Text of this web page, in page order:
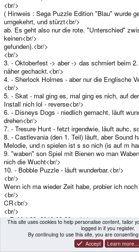
<br/>
( Hinweis : Sega Puzzle Edition "Blau" wurde
umgekehrt, und stürzt<br/>
ab. Es geht also nur die rote. "Unterschied"
keinen<br/>
gefunden).<br/>
<br/>
3. - Oktoberfest -> aber -> das schmiert beim
näher gechackt.<br/>
4. - Sherlock Holmes - aber nur die Englische
<br/>
5. - Skat - mal ging es, mal ging es nich, auf
Install nich lol - reverse<br/>
6. - Disneys Dogs - niedlich gemacht, läuft
drehen<br/>
7. - Tresure Hunt - fetzt irgendwie, läuft auhc,
8. - Castlevania (den 1. Teil) läuft, aber Sound
Melodie, und n spielen ist s so nich (is auf m
9. "waben" son Spiel mit Bienen wo man
nich die Wucht<br/>
10. - Bobble Puzzle - läuft wunderbar.<br/>
<br/>
Wenn ich ma wieder Zeit habe, probier ich
<br/>
CR<br/>
<br/>
-- Fr Mai 28, 2010 08:36 --<br/>
Neustes Spiele Update :<br/>
This site uses cookies to help personalise content, tailor
logged in if you register.
By continuing to use this site, you are
Accept
Learn more…